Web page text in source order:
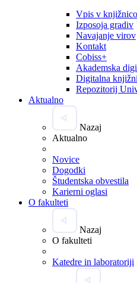
Vpis v knjižnico
Izposoja gradiv
Navajanje virov
Kontakt
Cobiss+
Akademska
Digitalna
Repozitorij
Aktualno
Nazaj
Aktualno
Novice
Dogodki
Študentska obvestila
Karierni oglasi
O fakulteti
Nazaj
O fakulteti
Katedre in laboratoriji